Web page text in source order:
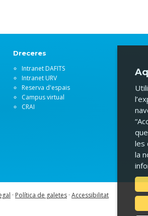
Dreceres
Intranet DAFITS
Intranet URV
Reserva d'espais
Campus virtual
CRAI
· Política de galetes · Accessibilitat
les
la